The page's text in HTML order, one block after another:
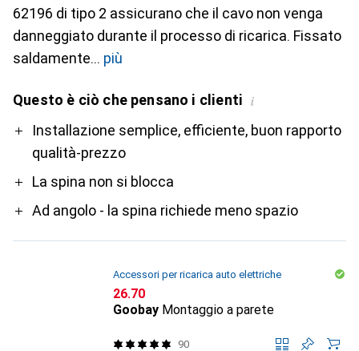
62196 di tipo 2 assicurano che il cavo non venga
danneggiato durante il processo di ricarica. Fissato
saldamente
più
Questo è ciò che pensano i clienti i
ProInstallazione semplice, efficiente, buon rapporto
qualità-prezzo
La spina non si blocca
Ad angolo - la spina richiede meno spazio
Accessori per ricarica auto elettriche
CHF
26.70
Goobay Montaggio a parete
90